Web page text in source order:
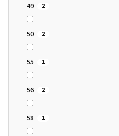
49 2
50 2
55 1
56 2
58 1